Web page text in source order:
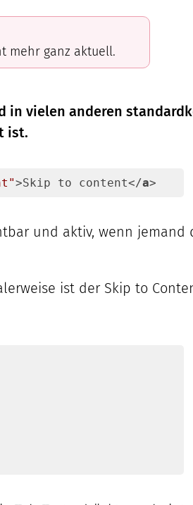
mehr ganz aktuell.
in vielen anderen
ist.
>Skip to content</a>
und aktiv, wenn
ist der Skip to